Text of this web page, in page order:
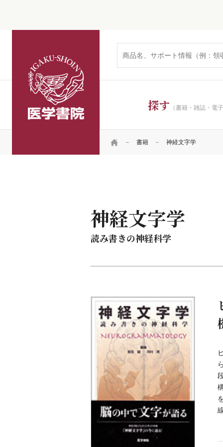
探す （書籍・雑誌・電
HOME 書籍 神経文字学
神経文字学
読み書きの神経科学